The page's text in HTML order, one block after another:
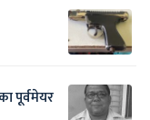
पूर्वमेयर